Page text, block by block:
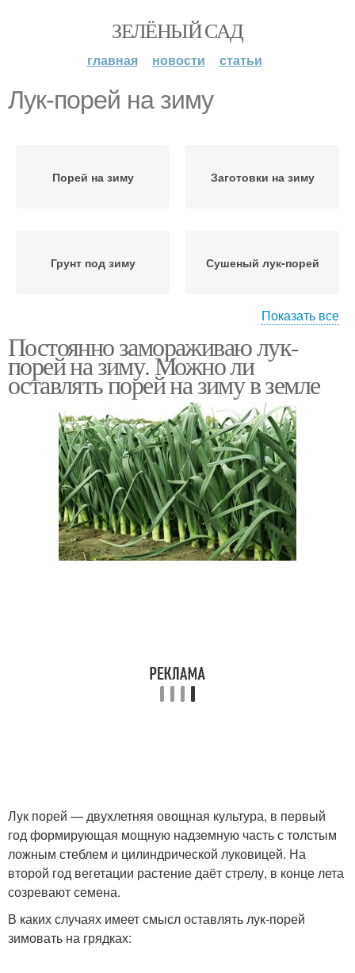
ЗЕЛЁНЫЙ САД
главная новости статьи
Лук-порей на зиму
Порей на зиму Заготовки на зиму
Грунт под зиму Сушеный лук-порей
добавлением
порей
Подвал на зиму Лук-порей на второй
Показать все
Постоянно замораживаю лук-
порей на зиму. Можно ли
оставлять порей на зиму в земле
Лук порей — двухлетняя овощная культура, в первый
год формирующая мощную надземную часть с толстым
ложным стеблем и цилиндрической луковицей. На
второй год вегетации растение даёт стрелу, в конце лета
созревают семена.
В каких случаях имеет смысл оставлять лук-порей
зимовать на грядках: